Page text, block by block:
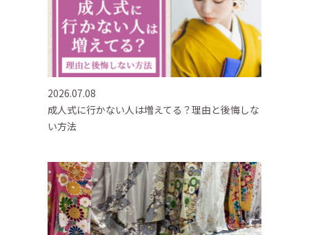
2026.07.08
成人式に行かない人は増えてる？理由と後悔しな
い方法